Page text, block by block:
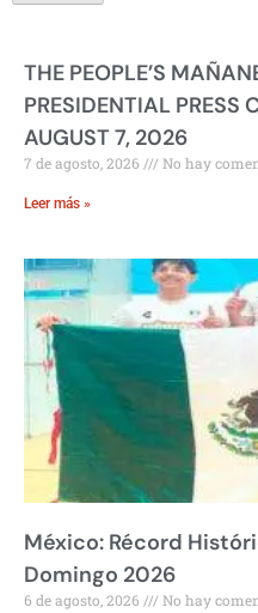
THE PEOPLE’S
PRESIDENTIAL PRESS
AUGUST 7, 2026
7 de agosto, 2026 No hay
Leer más »
México: Récord
Domingo 2026
6 de agosto, 2026 No hay